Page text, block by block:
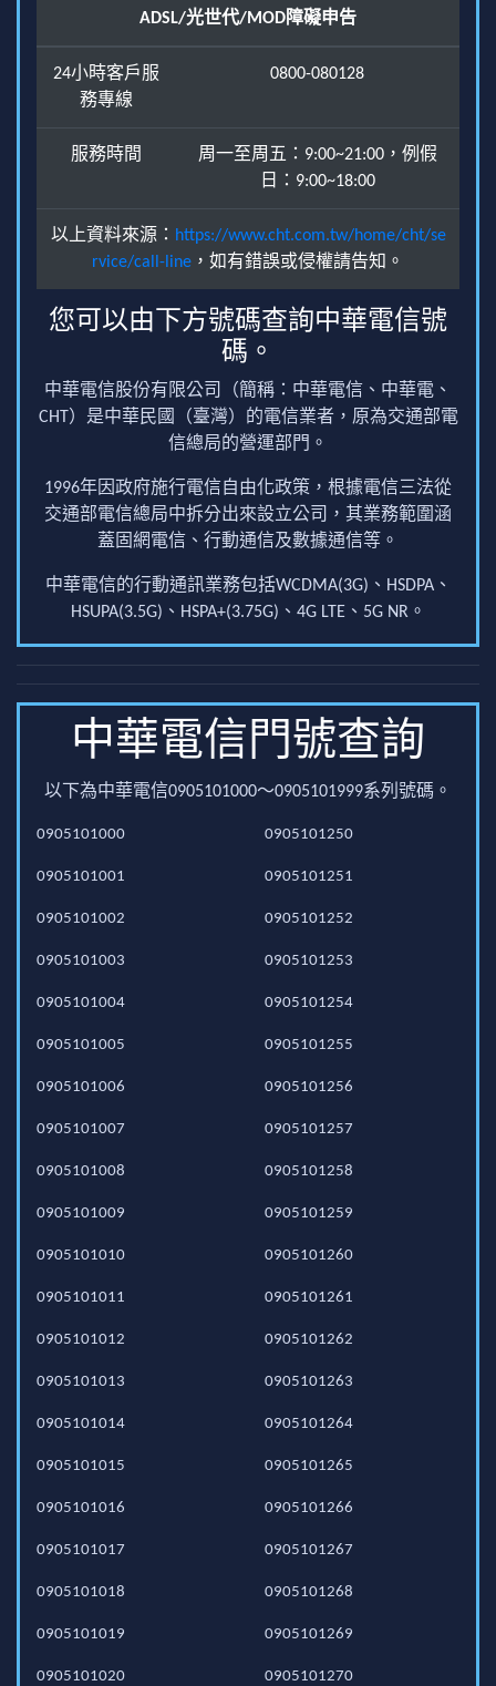
ADSL/光世代/MOD障礙申告
24小時客戶服
務專線
0800-080128
服務時間
周一至周五：9:00~21:00，例假
日：9:00~18:00
以上資料來源： https://www.cht.com.tw/home/cht/se
rvice/call-line ，如有錯誤或侵權請告知。
您可以由下方號碼查詢中華電信號
碼。
中華電信股份有限公司（簡稱：中華電信、中華電、
CHT）是中華民國（臺灣）的電信業者，原為交通部電
信總局的營運部門。
1996年因政府施行電信自由化政策，根據電信三法從
交通部電信總局中拆分出來設立公司，其業務範圍涵
蓋固網電信、行動通信及數據通信等。
中華電信的行動通訊業務包括WCDMA(3G)、HSDPA、
HSUPA(3.5G)、HSPA+(3.75G)、4G LTE、5G NR。
中華電信門號查詢
以下為中華電信0905101000～0905101999系列號碼。
0905101000
0905101001
0905101002
0905101003
0905101004
0905101005
0905101006
0905101007
0905101008
0905101009
0905101010
0905101011
0905101012
0905101013
0905101014
0905101015
0905101016
0905101017
0905101018
0905101019
0905101020
0905101250
0905101251
0905101252
0905101253
0905101254
0905101255
0905101256
0905101257
0905101258
0905101259
0905101260
0905101261
0905101262
0905101263
0905101264
0905101265
0905101266
0905101267
0905101268
0905101269
0905101270